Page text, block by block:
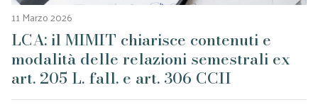
11 Marzo 2026
LCA: il MIMIT chiarisce contenuti e
modalità delle relazioni semestrali ex
art. 205 L. fall. e art. 306 CCII